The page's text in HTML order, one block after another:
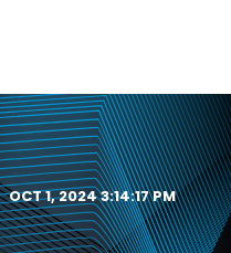
OCT 1, 2024 3:14:17 PM